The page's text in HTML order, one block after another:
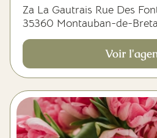
Za La Gautrais Rue Des
35360 Montauban-de-
Voir